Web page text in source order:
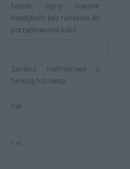
Faseta, szyny suwane
ReadyRails bez ramienia do
porządkowania kabli
Zasilacz nadmiarowy z
funkcją hot-swap
Tak
1+1